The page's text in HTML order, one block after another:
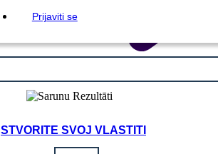
Prijaviti se
STVORITE SVOJ VLASTITI